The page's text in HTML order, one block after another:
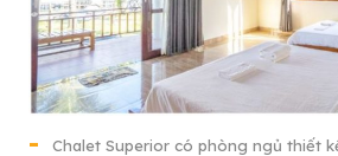
Chalet Superior có phòng ngủ thiết